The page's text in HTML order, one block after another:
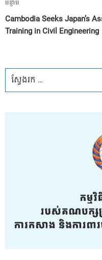
អត្ថបទ
បន្ទាប់
បន្ទាប់
Cambodia Seeks Japan’s
Training in Civil Engineering